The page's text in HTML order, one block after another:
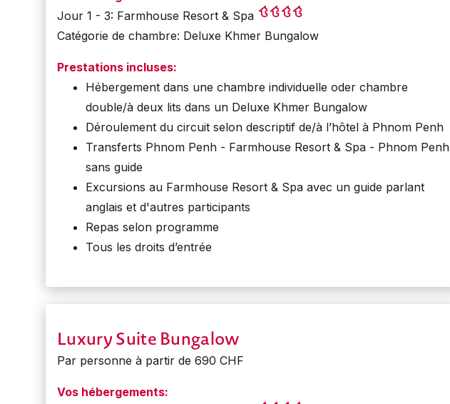
Jour 1 - 3: Farmhouse Resort & Spa
Catégorie de chambre: Deluxe Khmer Bungalow
Prestations incluses:
Hébergement dans une chambre individuelle oder chambre
double/à deux lits dans un Deluxe Khmer Bungalow
Déroulement du circuit selon descriptif de/à l’hôtel à Phnom Penh
Transferts Phnom Penh - Farmhouse Resort & Spa - Phnom Penh
sans guide
Excursions au Farmhouse Resort & Spa avec un guide parlant
anglais et d'autres participants
Repas selon programme
Tous les droits d’entrée
Luxury Suite Bungalow
Par personne à partir de 690 CHF
Vos hébergements: